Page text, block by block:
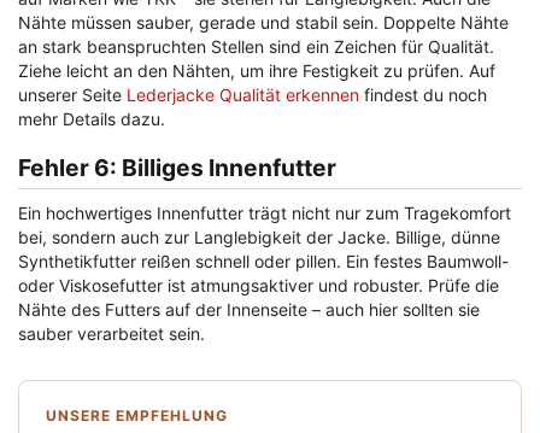
Nähte müssen sauber, gerade und stabil sein. Doppelte Nähte
an stark beanspruchten Stellen sind ein Zeichen für Qualität.
Ziehe leicht an den Nähten, um ihre Festigkeit zu prüfen. Auf
unserer Seite Lederjacke Qualität erkennen findest du noch
mehr Details dazu.
Fehler 6: Billiges Innenfutter
Ein hochwertiges Innenfutter trägt nicht nur zum Tragekomfort
bei, sondern auch zur Langlebigkeit der Jacke. Billige, dünne
Synthetikfutter reißen schnell oder pillen. Ein festes Baumwoll-
oder Viskosefutter ist atmungsaktiver und robuster. Prüfe die
Nähte des Futters auf der Innenseite – auch hier sollten sie
sauber verarbeitet sein.
UNSERE EMPFEHLUNG